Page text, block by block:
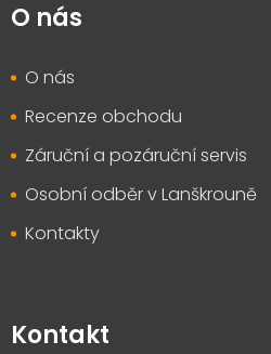
O nás
O nás
Recenze obchodu
Záruční a pozáruční servis
Osobní odběr v Lanškrouně
Kontakty
Kontakt